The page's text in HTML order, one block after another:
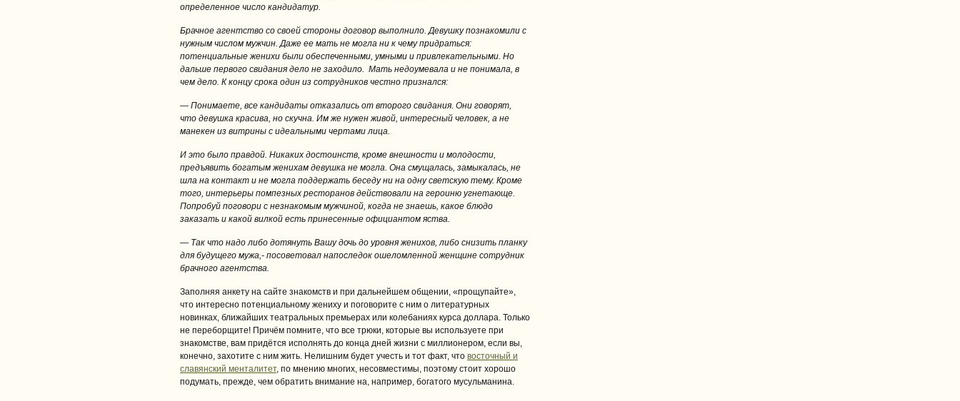
определенное число кандидатур.
Брачное агентство со своей стороны договор выполнило. Девушку познакомили с
нужным числом мужчин. Даже ее мать не могла ни к чему придраться:
потенциальные женихи были обеспеченными, умными и привлекательными. Но
дальше первого свидания дело не заходило. Мать недоумевала и не понимала, в
чем дело. К концу срока один из сотрудников честно признался:
— Понимаете, все кандидаты отказались от второго свидания. Они говорят,
что девушка красива, но скучна. Им же нужен живой, интересный человек, а не
манекен из витрины с идеальными чертами лица.
И это было правдой. Никаких достоинств, кроме внешности и молодости,
предъявить богатым женихам девушка не могла. Она смущалась, замыкалась, не
шла на контакт и не могла поддержать беседу ни на одну светскую тему. Кроме
того, интерьеры помпезных ресторанов действовали на героиню угнетающе.
Попробуй поговори с незнакомым мужчиной, когда не знаешь, какое блюдо
заказать и какой вилкой есть принесенные официантом яства.
— Так что надо либо дотянуть Вашу дочь до уровня женихов, либо снизить планку
для будущего мужа,- посоветовал напоследок ошеломленной женщине сотрудник
брачного агентства.
Заполняя анкету на сайте знакомств и при дальнейшем общении, «прощупайте»,
что интересно потенциальному жениху и поговорите с ним о литературных
новинках, ближайших театральных премьерах или колебаниях курса доллара. Только
не переборщите! Причём помните, что все трюки, которые вы используете при
знакомстве, вам придётся исполнять до конца дней жизни с миллионером, если вы,
конечно, захотите с ним жить. Нелишним будет учесть и тот факт, что восточный и
славянский менталитет, по мнению многих, несовместимы, поэтому стоит хорошо
подумать, прежде, чем обратить внимание на, например, богатого мусульманина.